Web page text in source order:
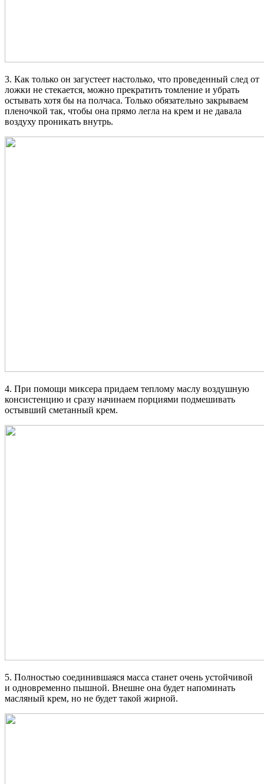
3. Как только он загустеет настолько, что проведенный след от
ложки не стекается, можно прекратить томление и убрать
остывать хотя бы на полчаса. Только обязательно закрываем
пленочкой так, чтобы она прямо легла на крем и не давала
воздуху проникать внутрь.
4. При помощи миксера придаем теплому маслу воздушную
консистенцию и сразу начинаем порциями подмешивать
остывший сметанный крем.
5. Полностью соединившаяся масса станет очень устойчивой
и одновременно пышной. Внешне она будет напоминать
масляный крем, но не будет такой жирной.